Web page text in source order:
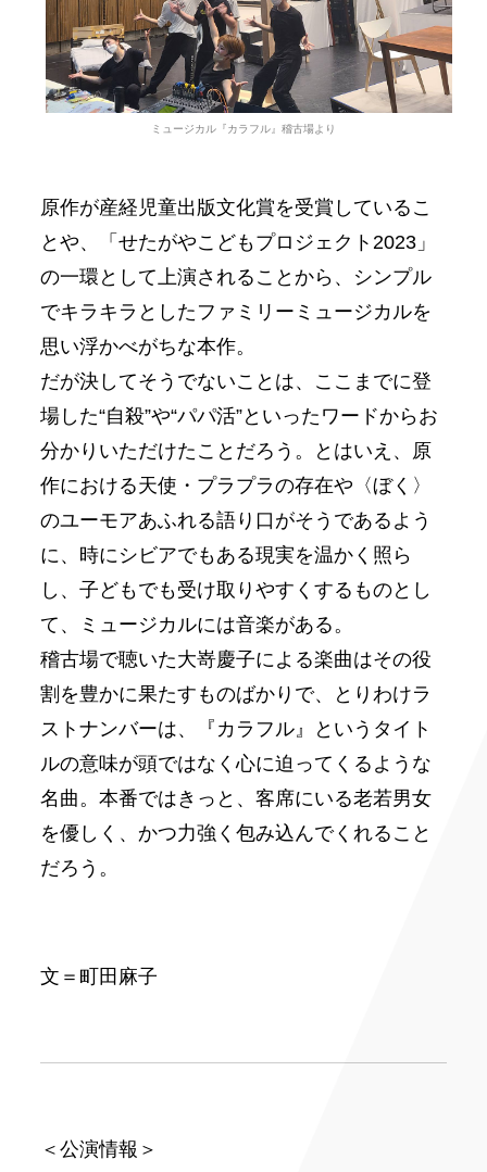
ミュージカル『カラフル』稽古場より
原作が産経児童出版文化賞を受賞しているこ
とや、「せたがやこどもプロジェクト2023」
の一環として上演されることから、シンプル
でキラキラとしたファミリーミュージカルを
思い浮かべがちな本作。
だが決してそうでないことは、ここまでに登
場した“自殺”や“パパ活”といったワードからお
分かりいただけたことだろう。とはいえ、原
作における天使・プラプラの存在や〈ぼく〉
のユーモアあふれる語り口がそうであるよう
に、時にシビアでもある現実を温かく照ら
し、子どもでも受け取りやすくするものとし
て、ミュージカルには音楽がある。
稽古場で聴いた大嵜慶子による楽曲はその役
割を豊かに果たすものばかりで、とりわけラ
ストナンバーは、『カラフル』というタイト
ルの意味が頭ではなく心に迫ってくるような
名曲。本番ではきっと、客席にいる老若男女
を優しく、かつ力強く包み込んでくれること
だろう。
文＝町田麻子
＜公演情報＞